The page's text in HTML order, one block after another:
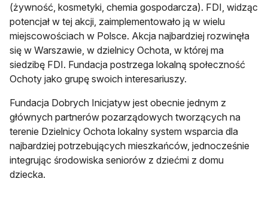
(żywność, kosmetyki, chemia gospodarcza). FDI, widząc
potencjał w tej akcji, zaimplementowało ją w wielu
miejscowościach w Polsce. Akcja najbardziej rozwinęła
się w Warszawie, w dzielnicy Ochota, w której ma
siedzibę FDI. Fundacja postrzega lokalną społeczność
Ochoty jako grupę swoich interesariuszy.
Fundacja Dobrych Inicjatyw jest obecnie jednym z
głównych partnerów pozarządowych tworzących na
terenie Dzielnicy Ochota lokalny system wsparcia dla
najbardziej potrzebujących mieszkańców, jednocześnie
integrując środowiska seniorów z dziećmi z domu
dziecka.